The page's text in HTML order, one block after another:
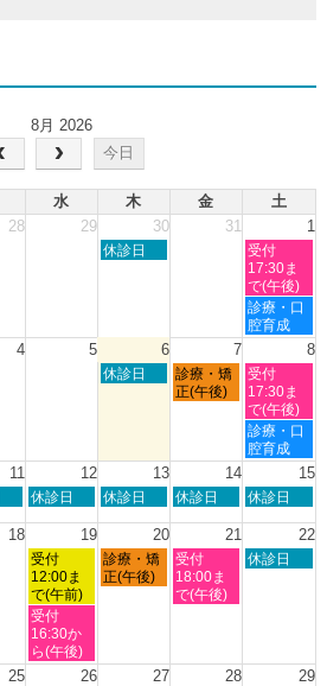
8月 2026
今日
水 木 金
土
28 29 30 31 1
木
30th
休診日
土
曜
日,
8
月
1st
受付
17:30ま
で(午後)
土
曜
日,
月
1st
2026
診療・口
腔育成
4 5 6 7 8
木
6th
休診日
金
曜
7th
診療・矯
正(午後)
土
曜
日,
8
月
8th
受付
17:30ま
で(午後)
土
曜
日,
月
診療・口
腔育成
11 12 13 14 15
水
8
月
12th
2026
休診日
木
8
月
13th
休診日
金
8
月
14th
2026
休診日
土
8
月
休診日
18 19 20 21 22
水
曜
日,
8
月
19th
2026
受付
12:00ま
で(午前)
木
曜
2026
診療・矯
正(午後)
金
曜
日,
2026
受付
18:00ま
で(午後)
土
2026
休診日
水
曜
日,
8
受付
16:30か
ら(午後)
25 26 27 28 29